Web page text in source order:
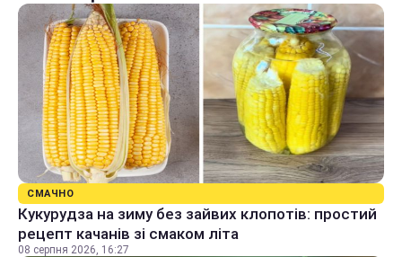
СМАЧНО
Кукурудза на зиму без зайвих клопотів: простий
рецепт качанів зі смаком літа
08 серпня 2026, 16:27